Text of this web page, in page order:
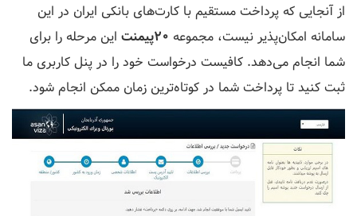
از آنجایی که پرداخت مستقیم با کارت‌های بانکی ایران در این
سامانه امکان‌پذیر نیست، مجموعه 20پیمنت
این مرحله را برای
شما انجام می‌دهد. کافیست درخواست خود را در پنل کاربری ما
ثبت کنید تا پرداخت شما در کوتاه‌ترین زمان ممکن انجام شود.